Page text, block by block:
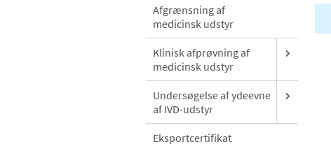
Afgrænsning af
medicinsk udstyr
Klinisk afprøvning af
medicinsk udstyr
Undersøgelse af ydeevne
af IVD-udstyr
Eksportcertifikat